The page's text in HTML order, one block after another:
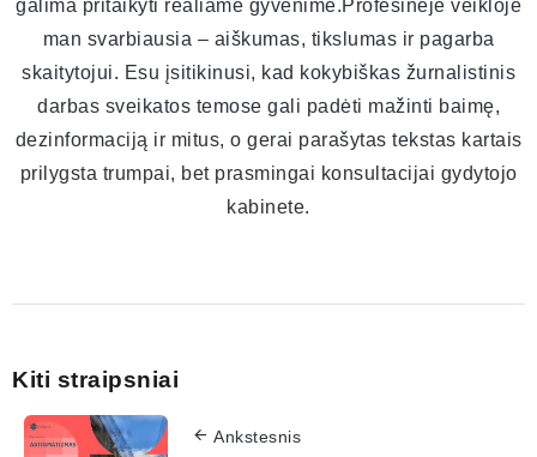
galima pritaikyti realiame gyvenime.Profesinėje veikloje
man svarbiausia – aiškumas, tikslumas ir pagarba
skaitytojui. Esu įsitikinusi, kad kokybiškas žurnalistinis
darbas sveikatos temose gali padėti mažinti baimę,
dezinformaciją ir mitus, o gerai parašytas tekstas kartais
prilygsta trumpai, bet prasmingai konsultacijai gydytojo
kabinete.
Kiti straipsniai
Ankstesnis